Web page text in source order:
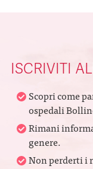
ISCRIVITI
Scopri come
ospedali
Rimani
genere.
Non perderti i